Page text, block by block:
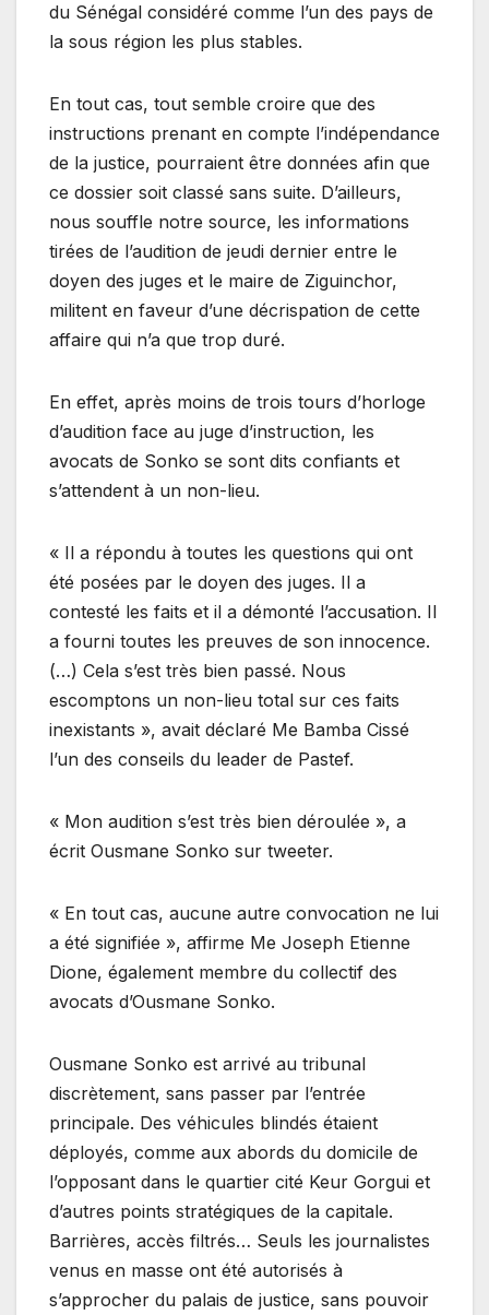
du Sénégal considéré comme l’un des pays de
la sous région les plus stables.
En tout cas, tout semble croire que des
instructions prenant en compte l’indépendance
de la justice, pourraient être données afin que
ce dossier soit classé sans suite. D’ailleurs,
nous souffle notre source, les informations
tirées de l’audition de jeudi dernier entre le
doyen des juges et le maire de Ziguinchor,
militent en faveur d’une décrispation de cette
affaire qui n’a que trop duré.
En effet, après moins de trois tours d’horloge
d’audition face au juge d’instruction, les
avocats de Sonko se sont dits confiants et
s’attendent à un non-lieu.
« Il a répondu à toutes les questions qui ont
été posées par le doyen des juges. Il a
contesté les faits et il a démonté l’accusation. Il
a fourni toutes les preuves de son innocence.
(…) Cela s’est très bien passé. Nous
escomptons un non-lieu total sur ces faits
inexistants », avait déclaré Me Bamba Cissé
l’un des conseils du leader de Pastef.
« Mon audition s’est très bien déroulée », a
écrit Ousmane Sonko sur tweeter.
« En tout cas, aucune autre convocation ne lui
a été signifiée », affirme Me Joseph Etienne
Dione, également membre du collectif des
avocats d’Ousmane Sonko.
Ousmane Sonko est arrivé au tribunal
discrètement, sans passer par l’entrée
principale. Des véhicules blindés étaient
déployés, comme aux abords du domicile de
l’opposant dans le quartier cité Keur Gorgui et
d’autres points stratégiques de la capitale.
Barrières, accès filtrés… Seuls les journalistes
venus en masse ont été autorisés à
s’approcher du palais de justice, sans pouvoir